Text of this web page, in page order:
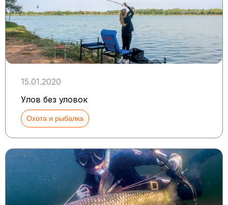
15.01.2020
Улов без уловок
Охота и рыбалка